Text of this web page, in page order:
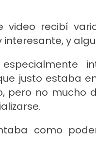
video recibí
interesante, y
justo estaba
pero no mucho
como